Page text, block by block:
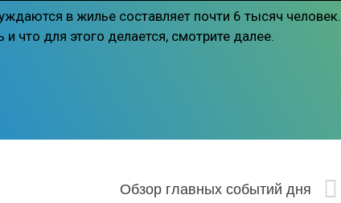
в жилье составляет почти 6 тысяч человек.
что для этого делается, смотрите далее.
Обзор главных событий дня